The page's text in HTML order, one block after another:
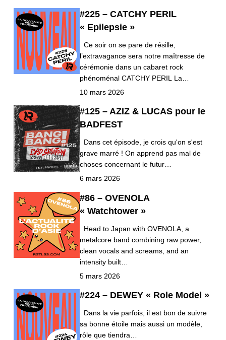
#225 – CATCHY PERIL
« Epilepsie »
Ce soir on se pare de résille,
l’extravagance sera notre maîtresse de
cérémonie dans un cabaret rock
phénoménal CATCHY PERIL La…
10 mars 2026
#125 – AZIZ & LUCAS pour le
BADFEST
Dans cet épisode, je crois qu'on s'est
grave marré ! On apprend pas mal de
choses concernant le futur…
6 mars 2026
#86 – OVENOLA
« Watchtower »
Head to Japan with OVENOLA, a
metalcore band combining raw power,
clean vocals and screams, and an
intensity built…
5 mars 2026
#224 – DEWEY « Role Model »
Dans la vie parfois, il est bon de suivre
sa bonne étoile mais aussi un modèle,
rôle que tiendra…